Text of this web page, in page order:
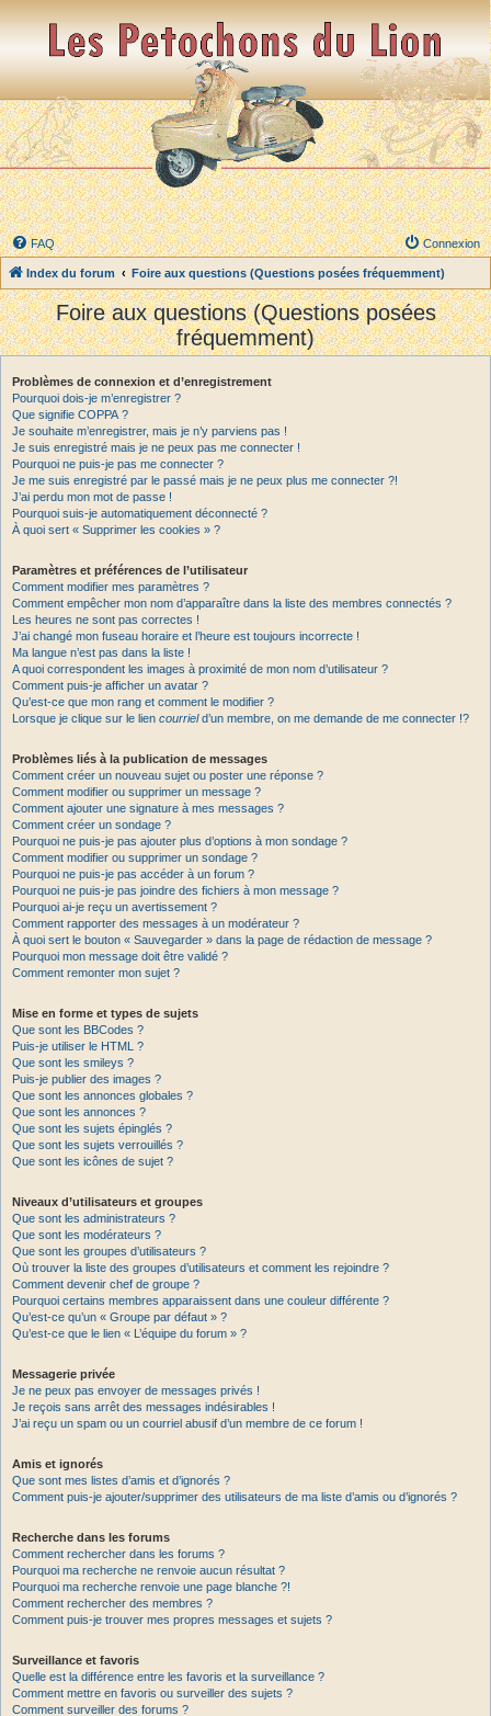
FAQ Connexion
Index du forum Foire aux questions (Questions posées fréquemment)
Foire aux questions (Questions posées
fréquemment)
Problèmes de connexion et d’enregistrement
Pourquoi dois-je m’enregistrer ?
Que signifie COPPA ?
Je souhaite m’enregistrer, mais je n’y parviens pas !
Je suis enregistré mais je ne peux pas me connecter !
Pourquoi ne puis-je pas me connecter ?
Je me suis enregistré par le passé mais je ne peux plus me connecter ?!
J’ai perdu mon mot de passe !
Pourquoi suis-je automatiquement déconnecté ?
À quoi sert « Supprimer les cookies » ?
Paramètres et préférences de l’utilisateur
Comment modifier mes paramètres ?
Comment empêcher mon nom d’apparaître dans la liste des membres connectés ?
Les heures ne sont pas correctes !
J’ai changé mon fuseau horaire et l’heure est toujours incorrecte !
Ma langue n’est pas dans la liste !
A quoi correspondent les images à proximité de mon nom d’utilisateur ?
Comment puis-je afficher un avatar ?
Qu’est-ce que mon rang et comment le modifier ?
Lorsque je clique sur le lien courrield’un membre, on me demande de me connecter !?
Problèmes liés à la publication de messages
Comment créer un nouveau sujet ou poster une réponse ?
Comment modifier ou supprimer un message ?
Comment ajouter une signature à mes messages ?
Comment créer un sondage ?
Pourquoi ne puis-je pas ajouter plus d’options à mon sondage ?
Comment modifier ou supprimer un sondage ?
Pourquoi ne puis-je pas accéder à un forum ?
Pourquoi ne puis-je pas joindre des fichiers à mon message ?
Pourquoi ai-je reçu un avertissement ?
Comment rapporter des messages à un modérateur ?
À quoi sert le bouton « Sauvegarder » dans la page de rédaction de message ?
Pourquoi mon message doit être validé ?
Comment remonter mon sujet ?
Mise en forme et types de sujets
Que sont les BBCodes ?
Puis-je utiliser le HTML ?
Que sont les smileys ?
Puis-je publier des images ?
Que sont les annonces globales ?
Que sont les annonces ?
Que sont les sujets épinglés ?
Que sont les sujets verrouillés ?
Que sont les icônes de sujet ?
Niveaux d’utilisateurs et groupes
Que sont les administrateurs ?
Que sont les modérateurs ?
Que sont les groupes d’utilisateurs ?
Où trouver la liste des groupes d’utilisateurs et comment les rejoindre ?
Comment devenir chef de groupe ?
Pourquoi certains membres apparaissent dans une couleur différente ?
Qu’est-ce qu’un « Groupe par défaut » ?
Qu’est-ce que le lien « L’équipe du forum » ?
Messagerie privée
Je ne peux pas envoyer de messages privés !
Je reçois sans arrêt des messages indésirables !
J’ai reçu un spam ou un courriel abusif d’un membre de ce forum !
Amis et ignorés
Que sont mes listes d’amis et d’ignorés ?
Comment puis-je ajouter/supprimer des utilisateurs de ma liste d’amis ou d’ignorés ?
Recherche dans les forums
Comment rechercher dans les forums ?
Pourquoi ma recherche ne renvoie aucun résultat ?
Pourquoi ma recherche renvoie une page blanche ?!
Comment rechercher des membres ?
Comment puis-je trouver mes propres messages et sujets ?
Surveillance et favoris
Quelle est la différence entre les favoris et la surveillance ?
Comment mettre en favoris ou surveiller des sujets ?
Comment surveiller des forums ?